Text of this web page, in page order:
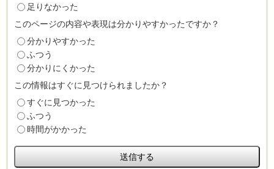
足りなかった
このページの内容や表現は分かりやすかったですか？
分かりやすかった
ふつう
分かりにくかった
この情報はすぐに見つけられましたか？
すぐに見つかった
ふつう
時間がかかった